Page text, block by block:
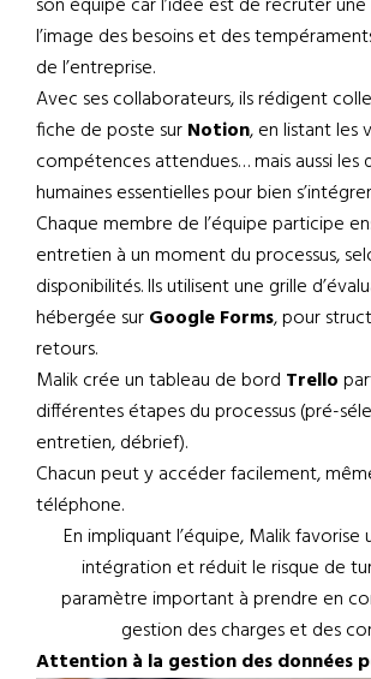
l’image des besoins et des
de l’entreprise.
Avec ses collaborateurs, ils rédigent
fiche de poste surNotion, en listant les
compétences attendues… mais aussi les
humaines essentielles pour bien
Chaque membre de l’équipe participe
entretien à un moment du processus,
disponibilités. Ils utilisent une grille
hébergée surGoogle Forms, pour
retours.
Malik crée un tableau de bord Trello
différentes étapes du processus (pré-
entretien, débrief).
Chacun peut y accéder facilement,
téléphone.
En impliquant l’équipe, Malik favorise
intégration et réduit le risque de
paramètre important à prendre en
gestion des charges et des
Attention à la gestion des données